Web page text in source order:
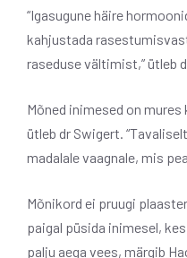
“Igasugune häire
kahjustada
raseduse vältimist,” ütleb
Mõned inimesed on
ütleb dr Swigert.
madalale vaagnale, mis
Mõnikord ei pruugi
paigal püsida inimesel,
palju aega vees, märgib